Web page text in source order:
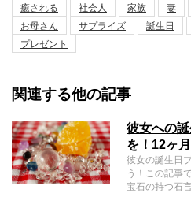
癒される
社会人 家族 妻
お母さん
サプライズ 誕生日
プレゼント
関連する他の記事
彼女への
を！12ヶ
彼女の誕生日
う！この記事
宝石の持つ石